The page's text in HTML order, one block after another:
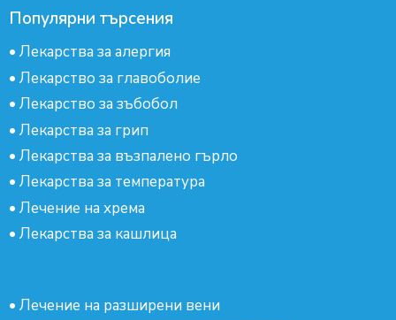
Популярни търсения
• Лекарства за алергия
• Лекарство за главоболие
• Лекарство за зъбобол
• Лекарства за грип
• Лекарства за възпалено гърло
• Лекарства за температура
• Лечение на хрема
• Лекарства за кашлица
• Лечение на разширени вени